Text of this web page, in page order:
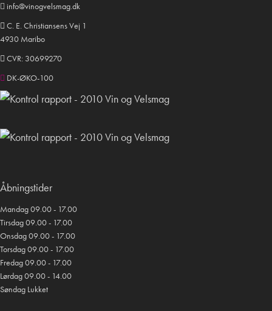
info@vinogvelsmag.dk
C. E. Christiansens Vej 1
4930 Maribo
CVR: 30699270
DK-ØKO-100
Åbningstider
Mandag 09.00 - 17.00
Tirsdag 09.00 - 17.00
Onsdag 09.00 - 17.00
Torsdag 09.00 - 17.00
Fredag 09.00 - 17.00
Lørdag 09.00 - 14.00
Søndag Lukket